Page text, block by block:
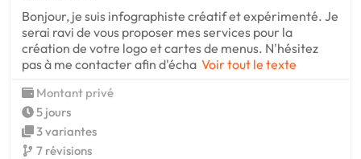
Bonjour, je suis infographiste créatif et expérimenté. Je
serai ravi de vous proposer mes services pour la
création de votre logo et cartes de menus. N'hésitez
pas à me contacter afin d'écha Voir tout le texte
Montant privé
5 jours
3 variantes
7 révisions